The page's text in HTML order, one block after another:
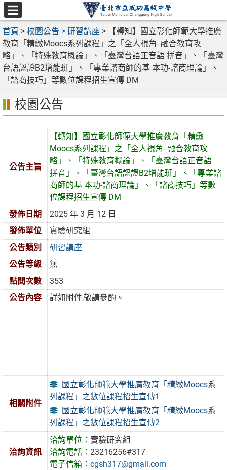
跳
至
主
要
內
容
選
單
首頁 > 校園公告 > 研習講座 >
【轉知】國立彰化師範大學推廣
教育「精緻Moocs系列課程」之「全人視角- 融合教育攻
略」、「特殊教育概論」、「臺灣台語正音語 拼音」、「臺灣
台語認證B2增能班」、「專業諮商師的基 本功-諮商理論」、
「諮商技巧」等數位課程招生宣傳 DM
校園公告
公告主旨
【轉知】國立彰化師範大學推廣教育「精緻
Moocs系列課程」之「全人視角- 融合教育攻
略」、「特殊教育概論」、「臺灣台語正音語
拼音」、「臺灣台語認證B2增能班」、「專業諮
商師的基 本功-諮商理論」、「諮商技巧」等數
位課程招生宣傳 DM
發佈日期
2025 年 3 月 12 日
發佈單位
實驗研究組
公告類別
研習講座
公告等級
無
點閱次數
353
公告內容
詳如附件,敬請參酌。
相關附件
國立彰化師範大學推廣教育「精緻Moocs系
列課程」之數位課程招生宣傳1
國立彰化師範大學推廣教育「精緻Moocs系
列課程」之數位課程招生宣傳2
洽詢資訊
洽詢單位：實驗研究組
洽詢電話：23216256#317
電子信箱：cgsh317@gmail.com